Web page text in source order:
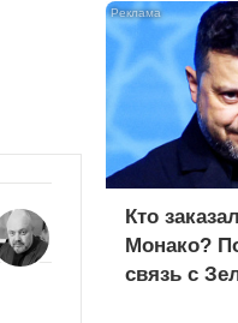
Кто
Монако?
связь с